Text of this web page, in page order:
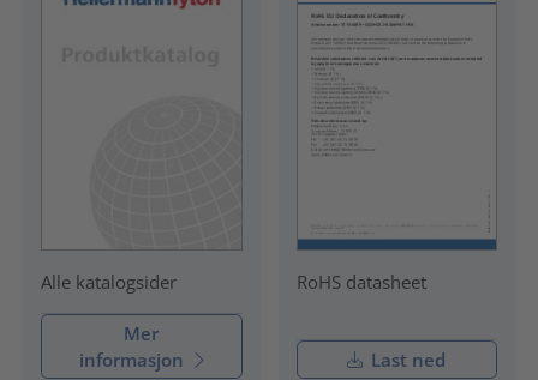
Alle katalogsider
Mer
informasjon
RoHS datasheet
Last ned